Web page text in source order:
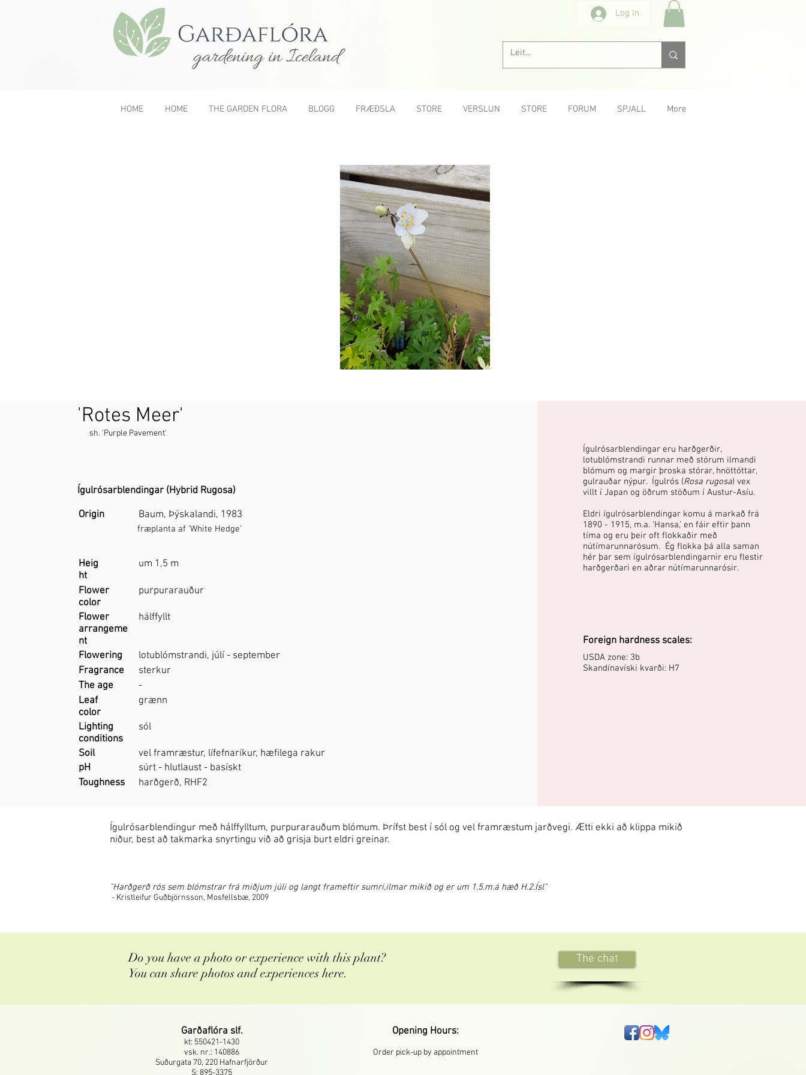
gardening in Iceland
Log In
HOME HOME THE GARDEN FLORA BLOGG FRÆÐSLA STORE VERSLUN STORE FORUM SPJALL More
'Rotes Meer'
sh. 'Purple Pavement'
Ígulrósarblendingar (Hybrid Rugosa)
Origin
Baum, Þýskalandi, 1983
fræplanta af 'White Hedge'
Heig
ht
um 1,5 m
Flower
color
purpurarauður
Flower
arrangeme
nt
hálffyllt
Flowering
lotublómstrandi, júlí - september
Fragrance
sterkur
The age
-
Leaf
color
grænn
Lighting
conditions
sól
Soil
vel framræstur, lífefnaríkur, hæfilega rakur
pH
súrt - hlutlaust - basískt
Toughness
harðgerð, RHF2
Ígulrósarblendingar eru harðgerðir,
lotublómstrandi runnar með stórum ilmandi
blómum og margir þroska stórar, hnöttóttar,
gulrauðar nýpur. Ígulrós (Rosa rugosa) vex
villt í Japan og öðrum stöðum í Austur-Asíu.
Eldri ígulrósarblendingar komu á markað frá
1890 - 1915, m.a. 'Hansa,' en fáir eftir þann
tíma og eru þeir oft flokkaðir með
nútímarunnarósum. Ég flokka þá alla saman
hér þar sem ígulrósarblendingarnir eru flestir
harðgerðari en aðrar nútímarunnarósir.
Foreign hardness scales:
USDA zone: 3b
Skandínavíski kvarði: H7
Ígulrósarblendingur með hálffylltum, purpurarauðum blómum. Þrífst best í sól og vel framræstum jarðvegi. Ætti ekki að klippa mikið
niður, best að takmarka snyrtingu við að grisja burt eldri greinar.
"Harðgerð rós sem blómstrar frá miðjum júli og langt frameftir sumri,ilmar mikið og er um 1,5.m.á hæð H.2.Ísl"
- Kristleifur Guðbjörnsson, Mosfellsbæ, 2009
Do you have a photo or experience with this plant?
You can share photos and experiences here.
The chat
Garðaflóra slf.
kt: 550421-1430
vsk. nr.: 140886
Suðurgata 70, 220 Hafnarfjörður
Opening Hours:
Order pick-up by appointment